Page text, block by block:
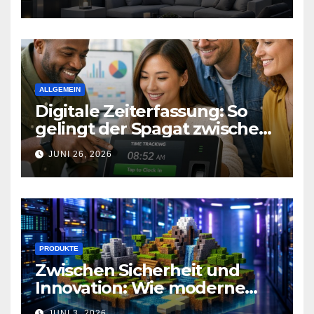
ALLGEMEIN
Digitale Zeiterfassung: So
gelingt der Spagat zwischen
Arbeitsalltag und effizienter
Personalplanung
JUNI 26, 2026
PRODUKTE
Zwischen Sicherheit und
Innovation: Wie moderne
Technik Gaming-